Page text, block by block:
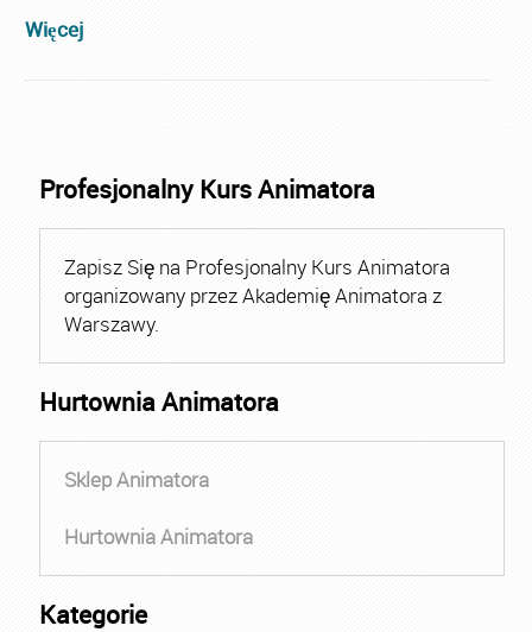
Więcej
Profesjonalny Kurs Animatora
Zapisz Się na Profesjonalny Kurs Animatora
organizowany przez Akademię Animatora z
Warszawy.
Hurtownia Animatora
Sklep Animatora
Hurtownia Animatora
Kategorie